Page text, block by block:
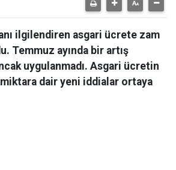
ilgilendiren asgari ücrete zam
Temmuz ayında bir artış
uygulanmadı. Asgari ücretin
dair yeni iddialar ortaya